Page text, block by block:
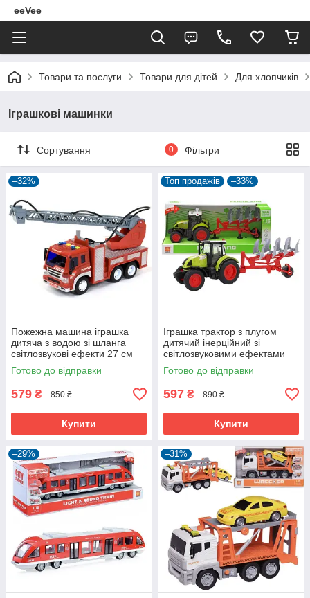
eeVee
Товари та послуги Товари для дітей Для хлопчиків
Іграшкові машинки
Сортування 0 Фільтри
–32%
Пожежна машина іграшка
дитяча з водою зі шланга
світлозвукові ефекти 27 см
Червоний (58612)
Готово до відправки
579 ₴ 850 ₴
Купити
Топ продажів –33%
Іграшка трактор з плугом
дитячий інерційний зі
світлозвуковими ефектами
Зелений (58750)
Готово до відправки
597 ₴ 890 ₴
Купити
–29% –31%